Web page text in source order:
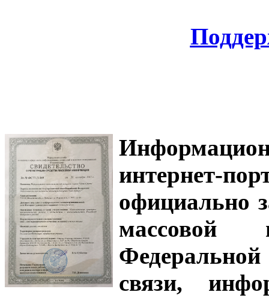
интернет-
официально
связи,